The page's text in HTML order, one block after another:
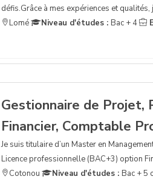
défis.Grâce à mes expériences et
Lomé
Niveau d'études : Bac + 4
Gestionnaire de Projet,
Financier, Comptable
Je suis titulaire d’un Master en
Licence professionnelle (BAC+3) option
Cotonou
Niveau d'études : Bac + 5